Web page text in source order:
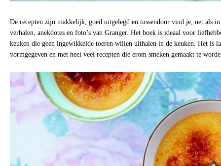
De recepten zijn makkelijk, goed uitgelegd en tussendoor vind je, net als
verhalen, anekdotes en foto’s van Granger. Het boek is ideaal voor
keuken die geen ingewikkelde toeren willen uithalen in de keuken. Het is
vormgegeven en met heel veel recepten die erom smeken gemaakt te